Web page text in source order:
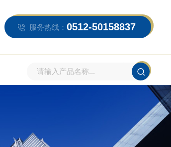
服务热线： 0512-50158837